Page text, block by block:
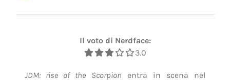
Il voto di Nerdface:
3.0
JDM: rise of the Scorpion entra in scena nel